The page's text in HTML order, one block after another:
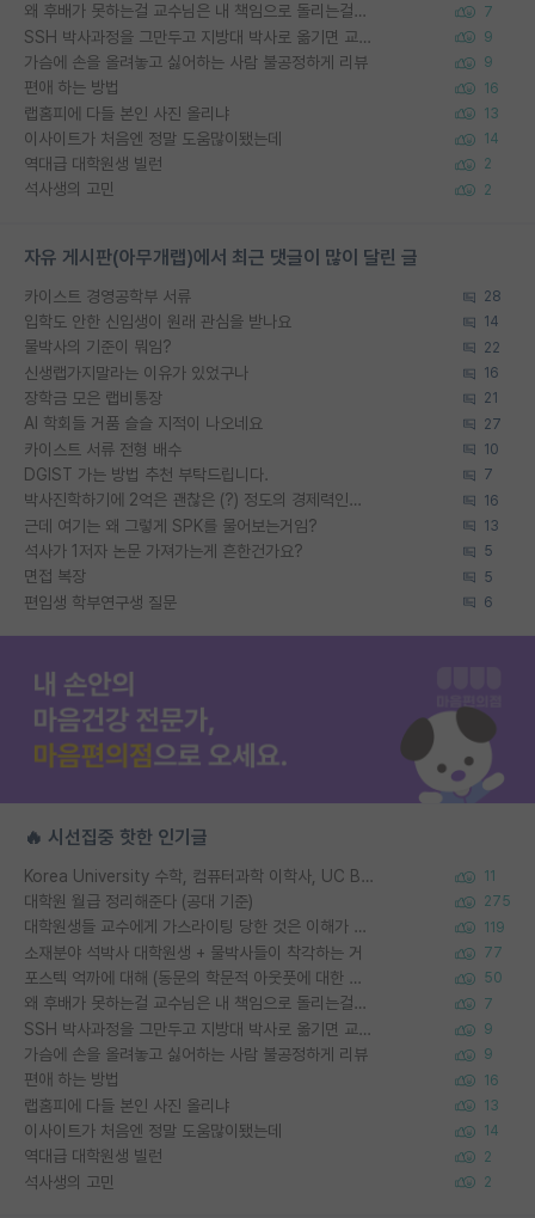
왜 후배가 못하는걸 교수님은 내 책임으로 돌리는걸까요? 7
SSH 박사과정을 그만두고 지방대 박사로 옮기면 교수의 꿈은 끝일까요? 9
가슴에 손을 올려놓고 싫어하는 사람 불공정하게 리뷰 9
편애 하는 방법 16
랩홈피에 다들 본인 사진 올리냐 13
이사이트가 처음엔 정말 도움많이됐는데 14
역대급 대학원생 빌런 2
석사생의 고민 2
자유 게시판(아무개랩)에서 최근 댓글이 많이 달린 글
카이스트 경영공학부 서류 28
입학도 안한 신입생이 원래 관심을 받나요 14
물박사의 기준이 뭐임? 22
신생랩가지말라는 이유가 있었구나 16
장학금 모은 랩비통장 21
AI 학회들 거품 슬슬 지적이 나오네요 27
카이스트 서류 전형 배수 10
DGIST 가는 방법 추천 부탁드립니다. 7
박사진학하기에 2억은 괜찮은 (?) 정도의 경제력인가요 16
근데 여기는 왜 그렇게 SPK를 물어보는거임? 13
석사가 1저자 논문 가져가는게 흔한건가요? 5
면접 복장 5
편입생 학부연구생 질문 6
🔥 시선집중 핫한 인기글
Korea University 수학, 컴퓨터과학 이학사, UC Berkeley 산업공학 대학원 공학박사가 되는 것은 쉽지 않겠죠? 11
대학원 월급 정리해준다 (공대 기준) 275
대학원생들 교수에게 가스라이팅 당한 것은 이해가 갑니다. 안타깝네요. 119
소재분야 석박사 대학원생 + 물박사들이 착각하는 거 77
포스텍 억까에 대해 (동문의 학문적 아웃풋에 대한 반박) 50
왜 후배가 못하는걸 교수님은 내 책임으로 돌리는걸까요? 7
SSH 박사과정을 그만두고 지방대 박사로 옮기면 교수의 꿈은 끝일까요? 9
가슴에 손을 올려놓고 싫어하는 사람 불공정하게 리뷰 9
편애 하는 방법 16
랩홈피에 다들 본인 사진 올리냐 13
이사이트가 처음엔 정말 도움많이됐는데 14
역대급 대학원생 빌런 2
석사생의 고민 2